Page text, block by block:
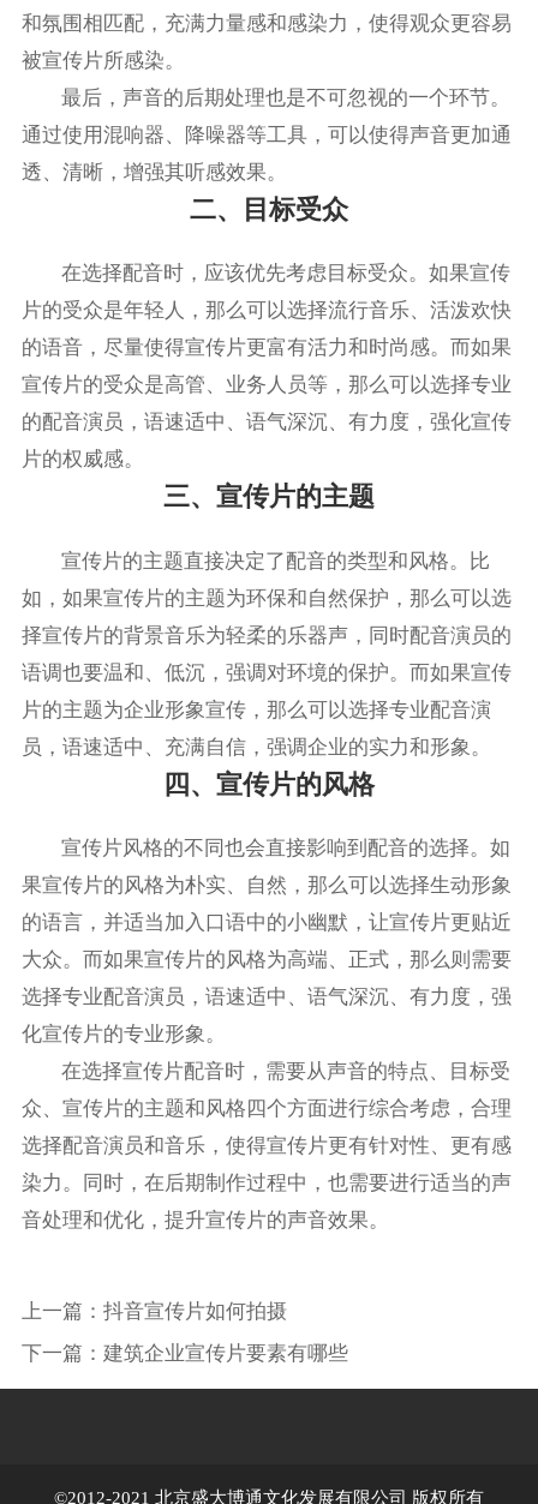
和氛围相匹配，充满力量感和感染力，使得观众更容易
被宣传片所感染。
最后，声音的后期处理也是不可忽视的一个环节。
通过使用混响器、降噪器等工具，可以使得声音更加通
透、清晰，增强其听感效果。
二、目标受众
在选择配音时，应该优先考虑目标受众。如果宣传
片的受众是年轻人，那么可以选择流行音乐、活泼欢快
的语音，尽量使得宣传片更富有活力和时尚感。而如果
宣传片的受众是高管、业务人员等，那么可以选择专业
的配音演员，语速适中、语气深沉、有力度，强化宣传
片的权威感。
三、宣传片的主题
宣传片的主题直接决定了配音的类型和风格。比
如，如果宣传片的主题为环保和自然保护，那么可以选
择宣传片的背景音乐为轻柔的乐器声，同时配音演员的
语调也要温和、低沉，强调对环境的保护。而如果宣传
片的主题为企业形象宣传，那么可以选择专业配音演
员，语速适中、充满自信，强调企业的实力和形象。
四、宣传片的风格
宣传片风格的不同也会直接影响到配音的选择。如
果宣传片的风格为朴实、自然，那么可以选择生动形象
的语言，并适当加入口语中的小幽默，让宣传片更贴近
大众。而如果宣传片的风格为高端、正式，那么则需要
选择专业配音演员，语速适中、语气深沉、有力度，强
化宣传片的专业形象。
在选择宣传片配音时，需要从声音的特点、目标受
众、宣传片的主题和风格四个方面进行综合考虑，合理
选择配音演员和音乐，使得宣传片更有针对性、更有感
染力。同时，在后期制作过程中，也需要进行适当的声
音处理和优化，提升宣传片的声音效果。
上一篇： 抖音宣传片如何拍摄
下一篇： 建筑企业宣传片要素有哪些
©2012-2021 北京盛大博通文化发展有限公司 版权所有